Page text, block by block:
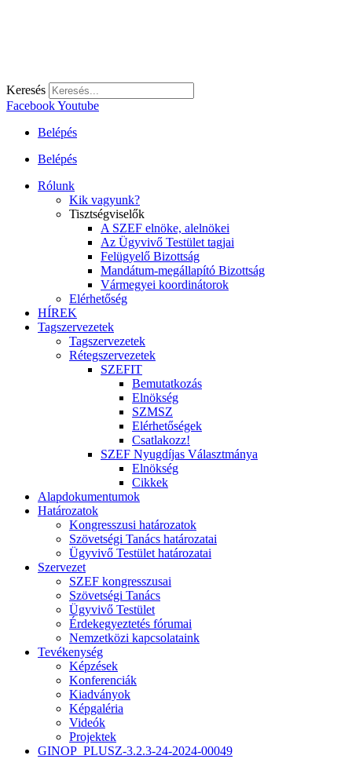
Keresés
FacebookYoutube
Belépés
Belépés
Rólunk
Kik vagyunk?
Tisztségviselők
A SZEF elnöke, alelnökei
Az Ügyvivő Testület tagjai
Felügyelő Bizottság
Mandátum-megállapító Bizottság
Vármegyei koordinátorok
Elérhetőség
HÍREK
Tagszervezetek
Tagszervezetek
Rétegszervezetek
SZEFIT
Bemutatkozás
Elnökség
SZMSZ
Elérhetőségek
Csatlakozz!
SZEF Nyugdíjas Választmánya
Elnökség
Cikkek
Alapdokumentumok
Határozatok
Kongresszusi határozatok
Szövetségi Tanács határozatai
Ügyvivő Testület határozatai
Szervezet
SZEF kongresszusai
Szövetségi Tanács
Ügyvivő Testület
Érdekegyeztetés fórumai
Nemzetközi kapcsolataink
Tevékenység
Képzések
Konferenciák
Kiadványok
Képgaléria
Videók
Projektek
GINOP_PLUSZ-3.2.3-24-2024-00049